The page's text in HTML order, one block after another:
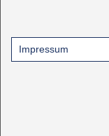
Impressum